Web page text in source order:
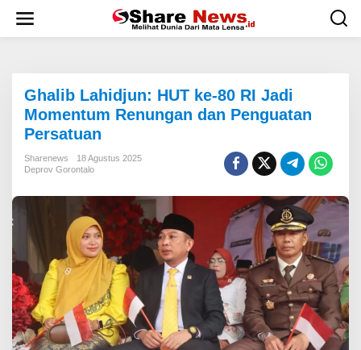
w
Ghalib Lahidjun: HUT ke-80 RI Jadi
Momentum Renungan dan Penguatan
Persatuan
Sharenews
18 Agustus 2025
Deprov Gorontalo